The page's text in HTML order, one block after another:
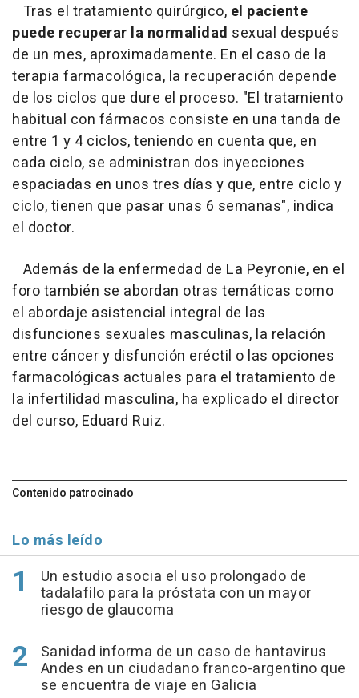
Tras el tratamiento quirúrgico, el paciente
puede recuperar la normalidad sexual después
de un mes, aproximadamente. En el caso de la
terapia farmacológica, la recuperación depende
de los ciclos que dure el proceso. "El tratamiento
habitual con fármacos consiste en una tanda de
entre 1 y 4 ciclos, teniendo en cuenta que, en
cada ciclo, se administran dos inyecciones
espaciadas en unos tres días y que, entre ciclo y
ciclo, tienen que pasar unas 6 semanas", indica
el doctor.
Además de la enfermedad de La Peyronie, en el
foro también se abordan otras temáticas como
el abordaje asistencial integral de las
disfunciones sexuales masculinas, la relación
entre cáncer y disfunción eréctil o las opciones
farmacológicas actuales para el tratamiento de
la infertilidad masculina, ha explicado el director
del curso, Eduard Ruiz.
Contenido patrocinado
Lo más leído
Un estudio asocia el uso prolongado de
tadalafilo para la próstata con un mayor
riesgo de glaucoma
Sanidad informa de un caso de hantavirus
Andes en un ciudadano franco-argentino que
se encuentra de viaje en Galicia